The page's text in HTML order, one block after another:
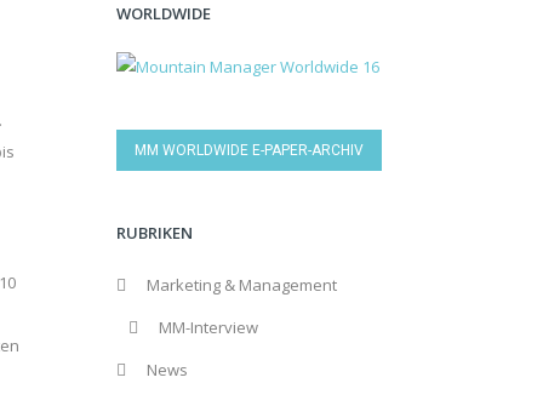
WORLDWIDE
MM WORLDWIDE E-PAPER-ARCHIV
RUBRIKEN
Marketing & Management
MM-Interview
News